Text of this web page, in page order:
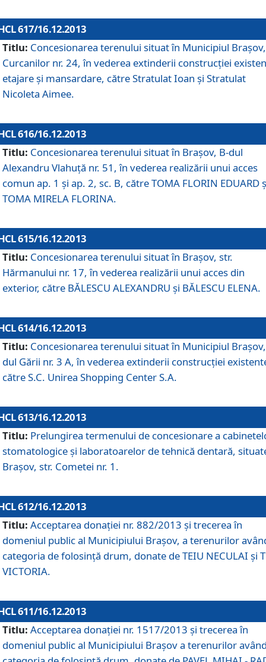
617/16.12.2013
Titlu: Concesionarea terenului situat în Municipiul
Curcanilor nr. 24, în vederea extinderii construcţiei
etajare şi mansardare, către Stratulat Ioan şi Stratulat
Nicoleta Aimee.
616/16.12.2013
Titlu: Concesionarea terenului situat în Braşov, B-dul
Alexandru Vlahuţă nr. 51, în vederea realizării unui acces
comun ap. 1 şi ap. 2, sc. B, către TOMA FLORIN EDUARD
TOMA MIRELA FLORINA.
615/16.12.2013
Titlu: Concesionarea terenului situat în Braşov, str.
Hărmanului nr. 17, în vederea realizării unui acces din
exterior, către BĂLESCU ALEXANDRU şi BĂLESCU ELENA.
614/16.12.2013
Titlu: Concesionarea terenului situat în Municipiul
dul Gării nr. 3 A, în vederea extinderii construcţiei
către S.C. Unirea Shopping Center S.A.
613/16.12.2013
Titlu: Prelungirea termenului de concesionare a
stomatologice şi laboratoarelor de tehnică dentară,
Braşov, str. Cometei nr. 1.
612/16.12.2013
Titlu: Acceptarea donaţiei nr. 882/2013 şi trecerea în
domeniul public al Municipiului Braşov, a terenurilor
categoria de folosinţă drum, donate de TEIU NECULAI şi
VICTORIA.
611/16.12.2013
Titlu: Acceptarea donaţiei nr. 1517/2013 şi trecerea în
domeniul public al Municipiului Braşov a terenurilor